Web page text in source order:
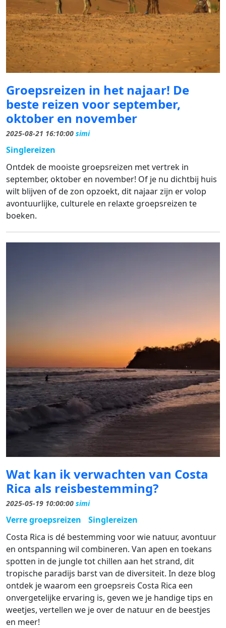
Groepsreizen in het najaar! De
beste reizen voor september,
oktober en november
2025-08-21 16:10:00 simi
Singlereizen
Ontdek de mooiste groepsreizen met vertrek in
september, oktober en november! Of je nu dichtbij huis
wilt blijven of de zon opzoekt, dit najaar zijn er volop
avontuurlijke, culturele en relaxte groepsreizen te
boeken.
Wat kan ik verwachten van Costa
Rica als reisbestemming?
2025-05-19 10:00:00 simi
Verre groepsreizen
Singlereizen
Costa Rica is dé bestemming voor wie natuur, avontuur
en ontspanning wil combineren. Van apen en toekans
spotten in de jungle tot chillen aan het strand, dit
tropische paradijs barst van de diversiteit. In deze blog
ontdek je waarom een groepsreis Costa Rica een
onvergetelijke ervaring is, geven we je handige tips en
weetjes, vertellen we je over de natuur en de beestjes
en meer!